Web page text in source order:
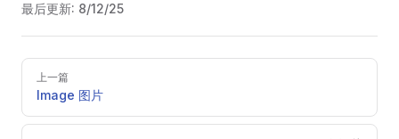
最后更新: 8/12/25
Pager
上一篇
Image 图片